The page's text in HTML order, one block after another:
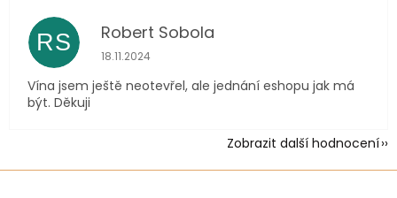
RS Robert Sobola
Hodnocení obchodu je 5 z 5 hvězdiček.
18.11.2024
Vína jsem ještě neotevřel, ale jednání eshopu jak má
být. Děkuji
Zobrazit další hodnocení